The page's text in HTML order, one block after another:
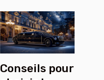
Conseils pour